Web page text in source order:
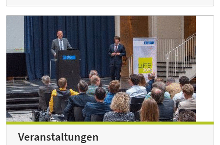
Veranstaltungen